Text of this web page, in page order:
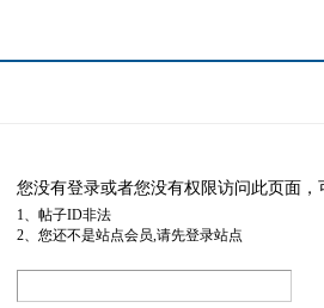
您没有登录或者您没有权限访问此页面
1、帖子ID非法
2、您还不是站点会员,请先登录站点